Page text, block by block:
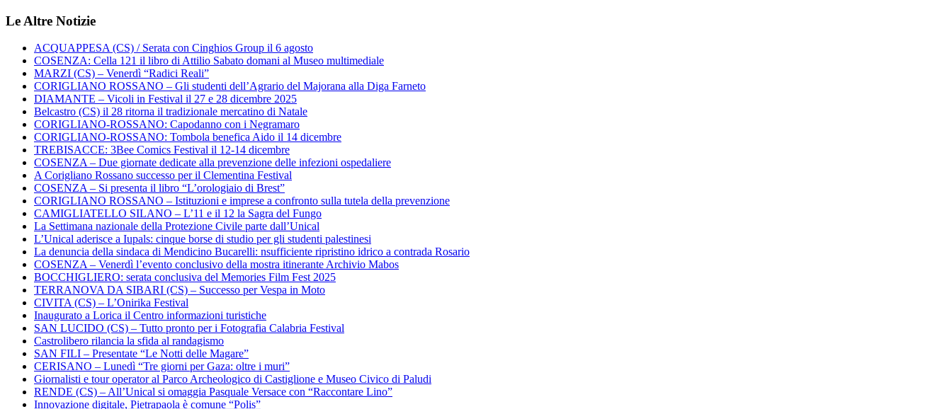
Le Altre Notizie
ACQUAPPESA (CS) / Serata con Cinghios Group il 6 agosto
COSENZA: Cella 121 il libro di Attilio Sabato domani al Museo multimediale
MARZI (CS) – Venerdì “Radici Reali”
CORIGLIANO ROSSANO – Gli studenti dell’Agrario del Majorana alla Diga Farneto
DIAMANTE – Vicoli in Festival il 27 e 28 dicembre 2025
Belcastro (CS) il 28 ritorna il tradizionale mercatino di Natale
CORIGLIANO-ROSSANO: Capodanno con i Negramaro
CORIGLIANO-ROSSANO: Tombola benefica Aido il 14 dicembre
TREBISACCE: 3Bee Comics Festival il 12-14 dicembre
COSENZA – Due giornate dedicate alla prevenzione delle infezioni ospedaliere
A Corigliano Rossano successo per il Clementina Festival
COSENZA – Si presenta il libro “L’orologiaio di Brest”
CORIGLIANO ROSSANO – Istituzioni e imprese a confronto sulla tutela della prevenzione
CAMIGLIATELLO SILANO – L’11 e il 12 la Sagra del Fungo
La Settimana nazionale della Protezione Civile parte dall’Unical
L’Unical aderisce a Iupals: cinque borse di studio per gli studenti palestinesi
La denuncia della sindaca di Mendicino Bucarelli: nsufficiente ripristino idrico a contrada Rosario
COSENZA – Venerdì l’evento conclusivo della mostra itinerante Archivio Mabos
BOCCHIGLIERO: serata conclusiva del Memories Film Fest 2025
TERRANOVA DA SIBARI (CS) – Successo per Vespa in Moto
CIVITA (CS) – L’Onirika Festival
Inaugurato a Lorica il Centro informazioni turistiche
SAN LUCIDO (CS) – Tutto pronto per i Fotografia Calabria Festival
Castrolibero rilancia la sfida al randagismo
SAN FILI – Presentate “Le Notti delle Magare”
CERISANO – Lunedì “Tre giorni per Gaza: oltre i muri”
Giornalisti e tour operator al Parco Archeologico di Castiglione e Museo Civico di Paludi
RENDE (CS) – All’Unical si omaggia Pasquale Versace con “Raccontare Lino”
Innovazione digitale, Pietrapaola è comune “Polis”